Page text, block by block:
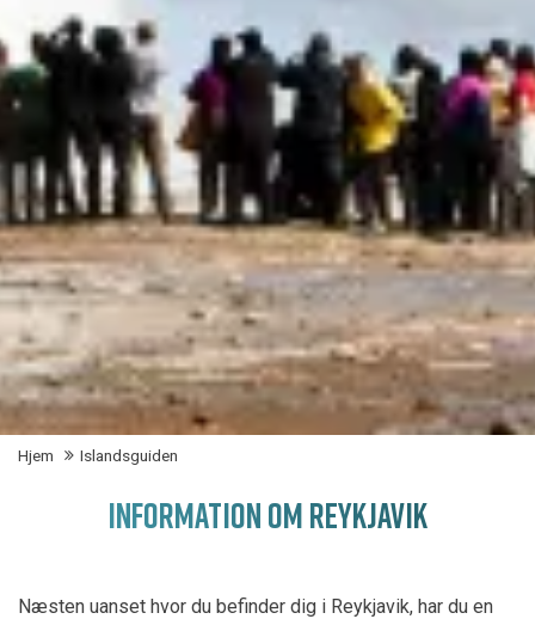
Hjem Islandsguiden
INFORMATION OM REYKJAVIK
Næsten uanset hvor du befinder dig i Reykjavik, har du en